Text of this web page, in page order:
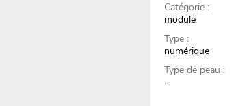
Catégorie :
module
Type :
numérique
Type de peau :
-